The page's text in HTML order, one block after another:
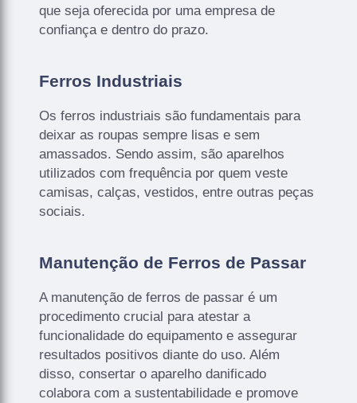
que seja oferecida por uma empresa de
confiança e dentro do prazo.
Ferros Industriais
Os ferros industriais são fundamentais para
deixar as roupas sempre lisas e sem
amassados. Sendo assim, são aparelhos
utilizados com frequência por quem veste
camisas, calças, vestidos, entre outras peças
sociais.
Manutenção de Ferros de Passar
A manutenção de ferros de passar é um
procedimento crucial para atestar a
funcionalidade do equipamento e assegurar
resultados positivos diante do uso. Além
disso, consertar o aparelho danificado
colabora com a sustentabilidade e promove